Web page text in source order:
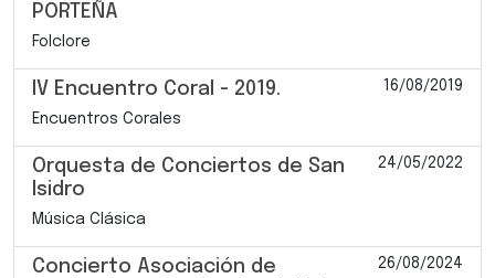
PORTEÑA
Folclore
IV Encuentro Coral - 2019. 16/08/2019
Encuentros Corales
Orquesta de Conciertos de San
Isidro
24/05/2022
Música Clásica
Concierto Asociación de
26/08/2024